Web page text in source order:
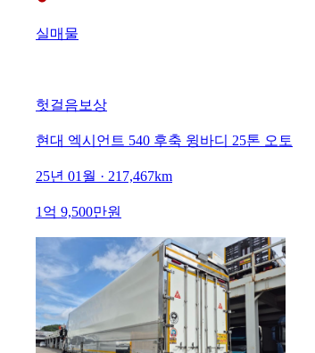
실매물
헛걸음보상
현대 엑시언트 540 후축 윙바디 25톤 오토
25년 01월 · 217,467km
1억 9,500만원